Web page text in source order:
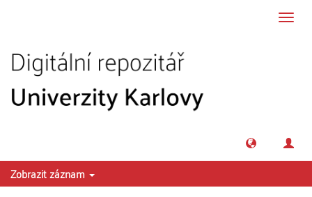
Zobrazit záznam